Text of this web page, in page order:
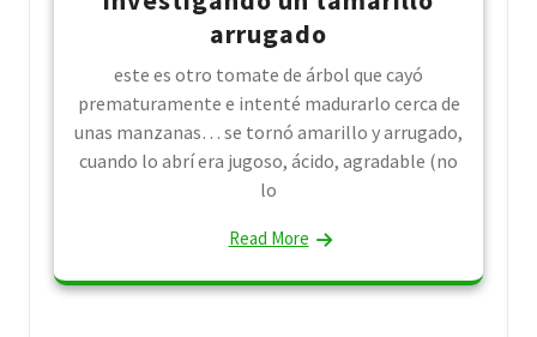
arrugado
este es otro tomate de árbol que cayó
prematuramente e intenté madurarlo cerca de
unas manzanas… se tornó amarillo y arrugado,
cuando lo abrí era jugoso, ácido, agradable (no
lo
Read More